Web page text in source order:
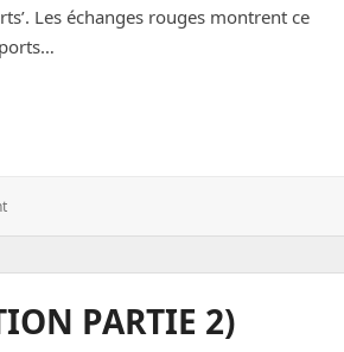
Les échanges rouges montrent ce
: DCS
:
Landing
System
PARTIE 2)